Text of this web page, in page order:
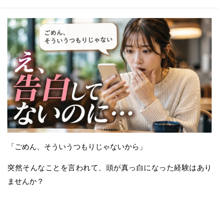
「ごめん、そういうつもりじゃないから」
突然そんなことを言われて、頭が真っ白になった経験はあり
ませんか？